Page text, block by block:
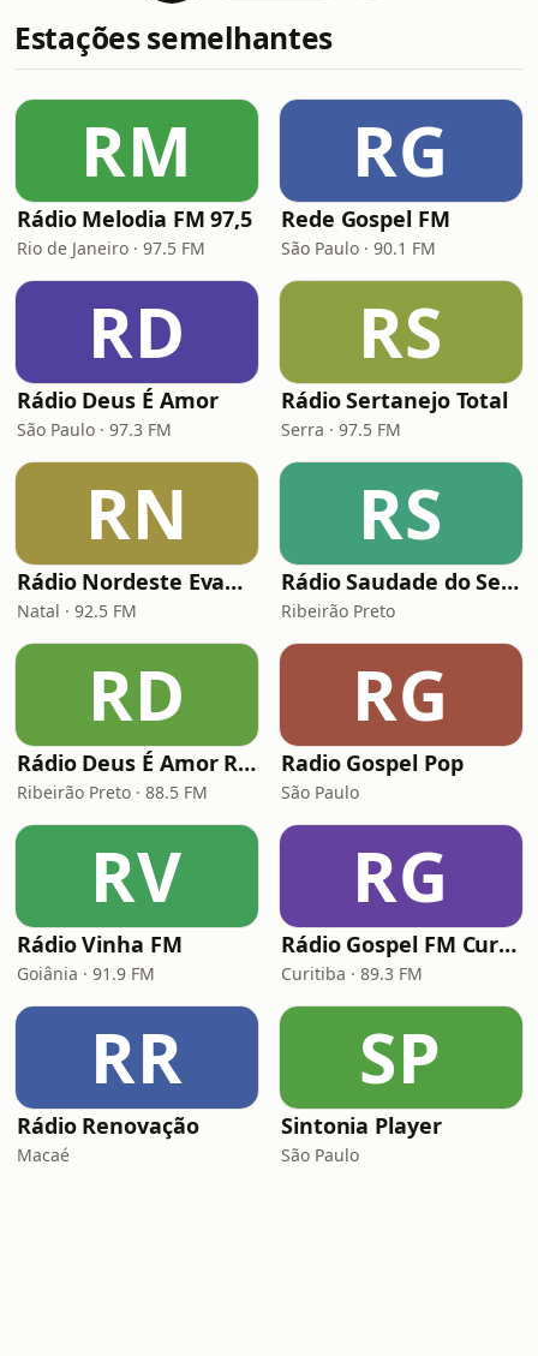
Estações semelhantes
RM
Rádio Melodia FM 97,5
Rio de Janeiro · 97.5 FM
RG
Rede Gospel FM
São Paulo · 90.1 FM
RD
Rádio Deus É Amor
São Paulo · 97.3 FM
RS
Rádio Sertanejo Total
Serra · 97.5 FM
RN
Rádio Nordeste Evangélica
Natal · 92.5 FM
RS
Rádio Saudade do Sertão
Ribeirão Preto
RD
Rádio Deus É Amor Ribeirão Preto
Ribeirão Preto · 88.5 FM
RG
Radio Gospel Pop
São Paulo
RV
Rádio Vinha FM
Goiânia · 91.9 FM
RG
Rádio Gospel FM Curitiba
Curitiba · 89.3 FM
RR
Rádio Renovação
Macaé
SP
Sintonia Player
São Paulo